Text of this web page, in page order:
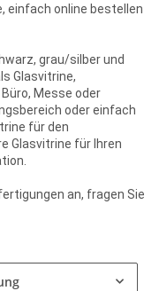
einfach online bestellen
grau/silber und
Glasvitrine,
Messe oder
oder einfach
für den
Glasvitrine für Ihren
an, fragen Sie